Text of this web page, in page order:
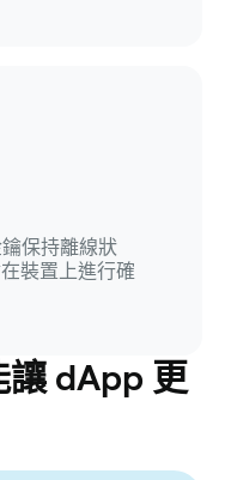
保持離線狀
裝置上進行確
dApp 更